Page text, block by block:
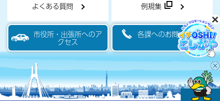
よくある質問 例規集
市役所・出張所へのア
クセス
各課へのお問い合わせ